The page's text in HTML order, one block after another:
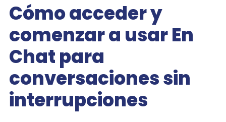
Cómo acceder y
comenzar a usar En
Chat para
conversaciones sin
interrupciones